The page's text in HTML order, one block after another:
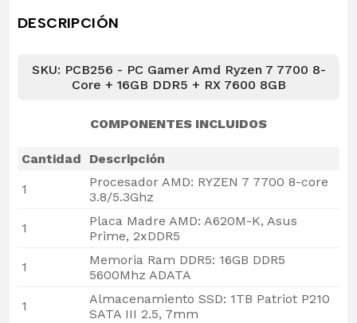
DESCRIPCIÓN
SKU: PCB256 - PC Gamer Amd Ryzen 7 7700 8-
Core + 16GB DDR5 + RX 7600 8GB
COMPONENTES INCLUIDOS
Cantidad
Descripción
1
Procesador AMD: RYZEN 7 7700 8-core
3.8/5.3Ghz
1
Placa Madre AMD: A620M-K, Asus
Prime, 2xDDR5
1
Memoria Ram DDR5: 16GB DDR5
5600Mhz ADATA
1
Almacenamiento SSD: 1TB Patriot P210
SATA III 2.5, 7mm